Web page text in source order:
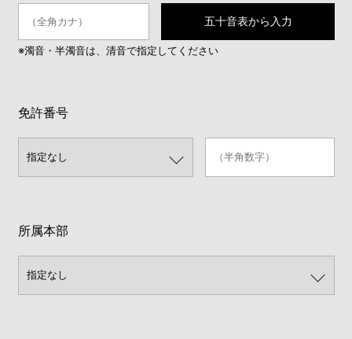
五十音表から入力
※濁音・半濁音は、清音で指定してください
免許番号
所属本部